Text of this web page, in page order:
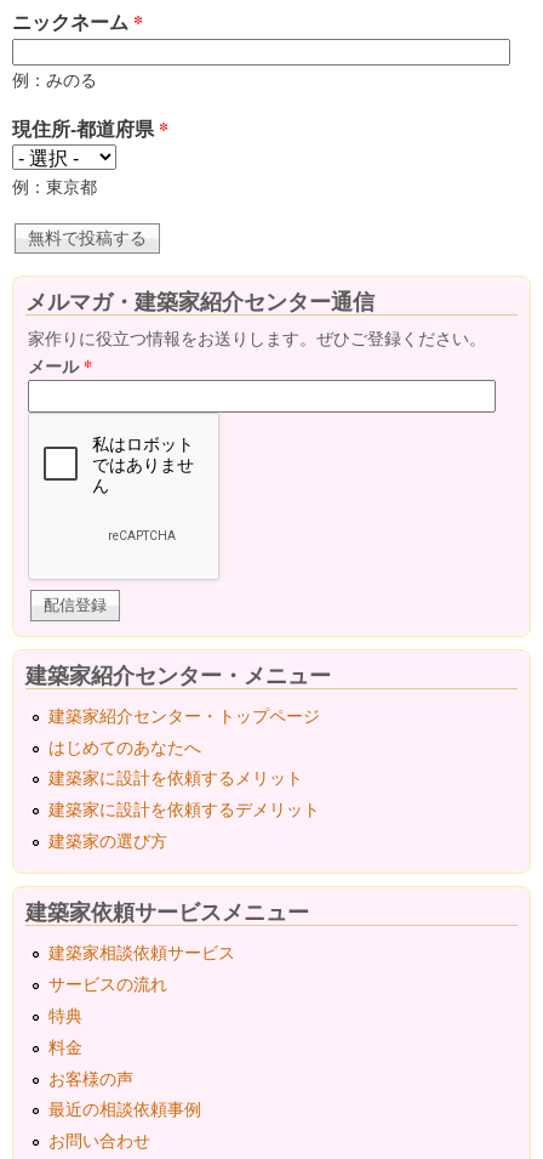
ニックネーム *
例：みのる
現住所-都道府県*
例：東京都
メルマガ・建築家紹介センター通信
家作りに役立つ情報をお送りします。ぜひご登録ください。
メール*
建築家紹介センター・メニュー
建築家紹介センター・トップページ
はじめてのあなたへ
建築家に設計を依頼するメリット
建築家に設計を依頼するデメリット
建築家の選び方
建築家依頼サービスメニュー
建築家相談依頼サービス
サービスの流れ
特典
料金
お客様の声
最近の相談依頼事例
お問い合わせ